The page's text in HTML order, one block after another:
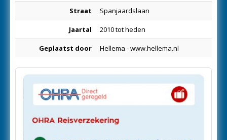
Straat Spanjaardslaan
Jaartal 2010 tot heden
Geplaatst door Hellema - www.hellema.nl